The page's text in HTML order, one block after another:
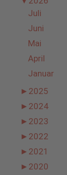
Juli
Juni
Mai
April
Januar
► 2025
► 2024
► 2023
► 2022
► 2021
► 2020